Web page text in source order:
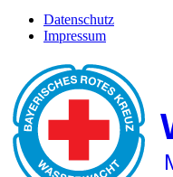
Datenschutz
Impressum